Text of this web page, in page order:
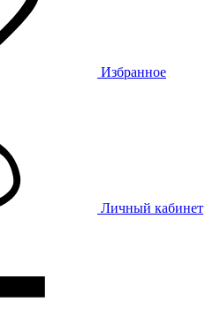
Избранное
Личный кабинет